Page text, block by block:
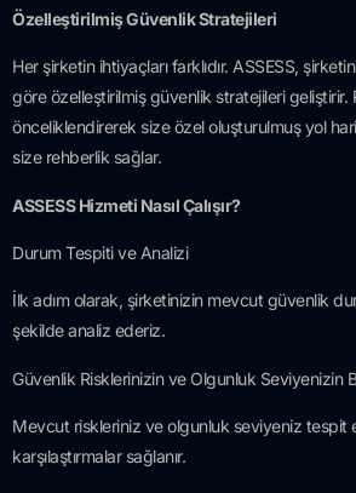
Özelleştirilmiş Güvenlik Stratejileri
Her şirketin ihtiyaçları farklıdır. ASSESS,
göre özelleştirilmiş güvenlik stratejileri geliştirir.
önceliklendirerek size özel oluşturulmuş yol
size rehberlik sağlar.
ASSESS Hizmeti Nasıl Çalışır?
Durum Tespiti ve Analizi
İlk adım olarak, şirketinizin mevcut güvenlik
şekilde analiz ederiz.
Güvenlik Risklerinizin ve Olgunluk Seviyenizin
Mevcut riskleriniz ve olgunluk seviyeniz tespit
karşılaştırmalar sağlanır.